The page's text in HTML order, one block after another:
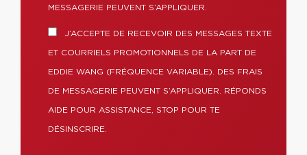
MESSAGERIE PEUVENT S’APPLIQUER.
J’ACCEPTE DE RECEVOIR DES MESSAGES TEXTE
ET COURRIELS PROMOTIONNELS DE LA PART DE
EDDIE WANG (FRÉQUENCE VARIABLE). DES FRAIS
DE MESSAGERIE PEUVENT S’APPLIQUER. RÉPONDS
AIDE POUR ASSISTANCE, STOP POUR TE
DÉSINSCRIRE.